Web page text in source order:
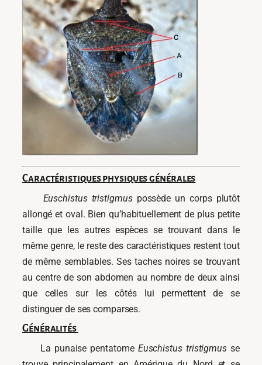
Caractéristiques physiques générales
Euschistus tristigmuspossède un corps plutôt
allongé et oval. Bien qu’habituellement de plus petite
taille que les autres espèces se trouvant dans le
même genre, le reste des caractéristiques restent tout
de même semblables. Ses taches noires se trouvant
au centre de son abdomen au nombre de deux ainsi
que celles sur les côtés lui permettent de se
distinguer de ses comparses.
Généralités
La punaise pentatome Euschistus tristigmus se